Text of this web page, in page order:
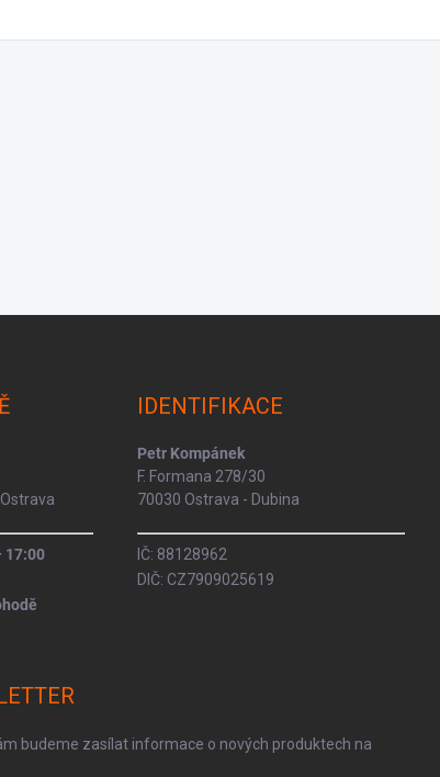
17:00
IDENTIFIKACE
Petr Kompánek
F. Formana 278/30
70030 Ostrava - Dubina
IČ: 88128962
DIČ: CZ7909025619
budeme zasílat informace o nových produktech na